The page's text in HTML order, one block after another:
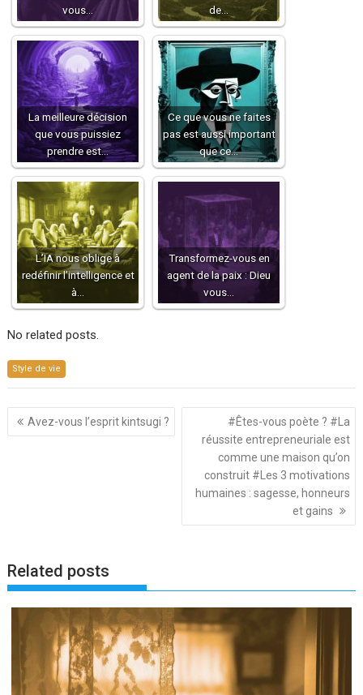
vous…
de…
La meilleure décision
que vous puissiez
prendre est…
Ce que vous ne faites
pas est aussi important
que ce…
L’IA nous oblige à
redéfinir l’intelligence et
à…
Transformez-vous en
agent de la paix : Dieu
vous…
No related posts.
Style de vie
Navigation
de
Avez-vous l’esprit kintsugi ?
#Êtes-vous poète ? #La
réussite entrepreneuriale est
comme une maison qu’on
construit #Les 3 motivations
humaines : sagesse, honneurs
et gains
Related posts